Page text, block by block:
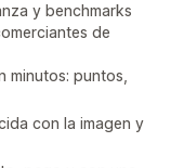
y benchmarks
de
minutos: puntos,
con la imagen y